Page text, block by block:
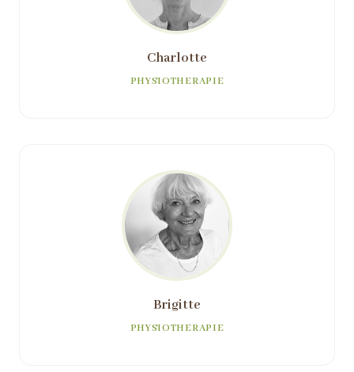
Charlotte
PHYSIOTHERAPIE
Brigitte
PHYSIOTHERAPIE